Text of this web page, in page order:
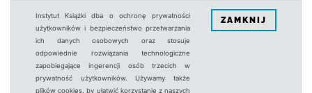
Instytut Książki dba o ochronę prywatności
użytkowników i bezpieczeństwo przetwarzania
ich danych osobowych oraz stosuje
odpowiednie rozwiązania technologiczne
zapobiegające ingerencji osób trzecich w
prywatność użytkowników. Używamy także
plików cookies, by ułatwić korzystanie z naszych
ZAMKNIJ